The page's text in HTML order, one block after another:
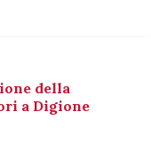
della
a Digione